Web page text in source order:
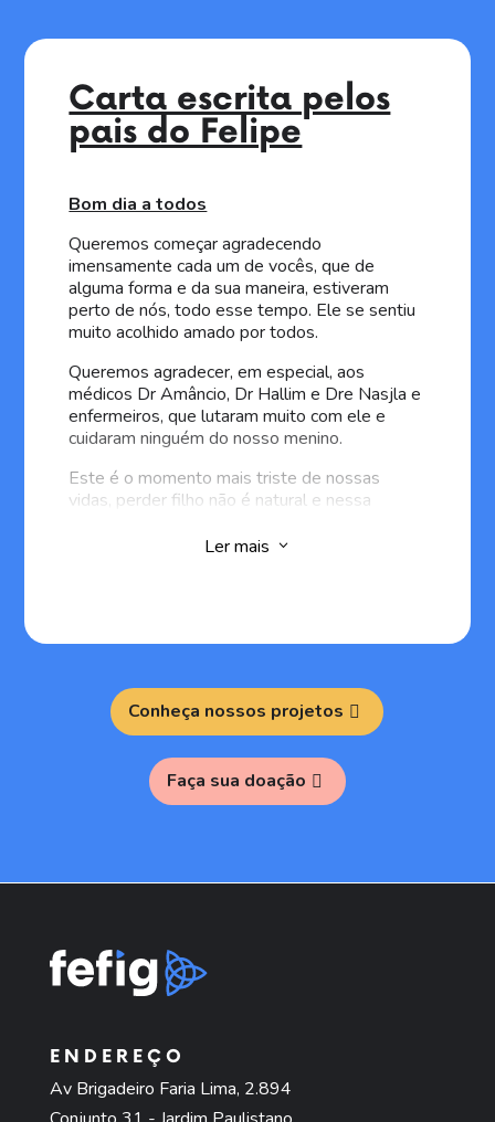
Carta escrita pelos
pais do Felipe
Bom dia a todos
Queremos começar agradecendo
imensamente cada um de vocês, que de
alguma forma e da sua maneira, estiveram
perto de nós, todo esse tempo. Ele se sentiu
muito acolhido amado por todos.
Queremos agradecer, em especial, aos
médicos Dr Amâncio, Dr Hallim e Dre Nasjla e
enfermeiros, que lutaram muito com ele e
cuidaram ninguém do nosso menino.
Este é o momento mais triste de nossas
vidas, perder filho não é natural e nessa
procura pelo que ela tem de bom a
quando passamos pelas dificuldades de forma
corajosa positiva!!!! De menino ele se tornou
num gigante, nos deixando muitas lições
Voltando o filme da vida, ele não foi um
ninguém segurou mais esse cara. Era difícil
charme do Pai.
Mas não só puxou as características, como
Sentar perto dele sempre foi sentar ao lado
de uma pessoa interessante e inteligente. Era
sempre um prazer poder conversar. O charme,
Ler mais 3
Conheça nossos projetos
Faça sua doação
ENDEREÇO
Av Brigadeiro Faria Lima, 2.894